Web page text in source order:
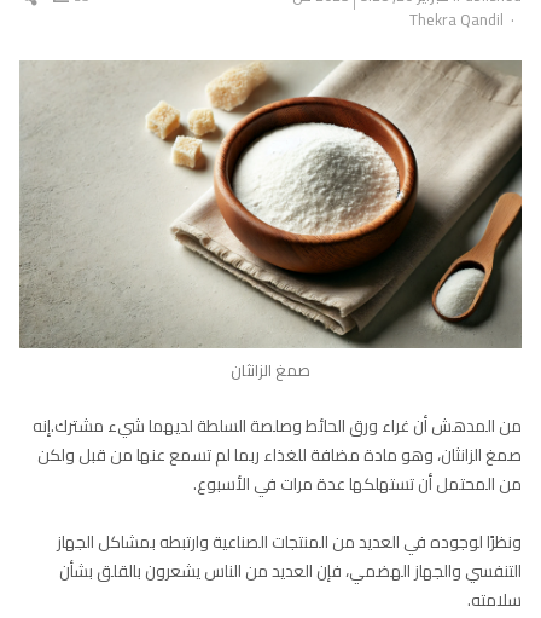
Author
Thekra Qandil
صمغ الزانثان
من المدهش أن غراء ورق الحائط وصلصة السلطة لديهما شيء مشترك.إنه
صمغ الزانثان، وهو مادة مضافة للغذاء ربما لم تسمع عنها من قبل ولكن
من المحتمل أن تستهلكها عدة مرات في الأسبوع.
ونظرًا لوجوده في العديد من المنتجات الصناعية وارتبطه بمشاكل الجهاز
التنفسي والجهاز الهضمي، فإن العديد من الناس يشعرون بالقلق بشأن
سلامته.